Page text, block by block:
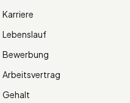
Karriere
Lebenslauf
Bewerbung
Arbeitsvertrag
Gehalt